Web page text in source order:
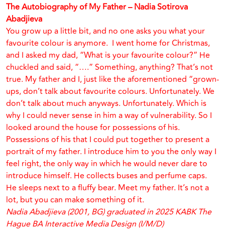
The Autobiography of My Father – Nadia Sotirova
Abadjieva
You grow up a little bit, and no one asks you what your
favourite colour is anymore. I went home for Christmas,
and I asked my dad, “What is your favourite colour?” He
chuckled and said, “….” Something, anything? That’s not
true. My father and I, just like the aforementioned “grown-
ups, don’t talk about favourite colours. Unfortunately. We
don’t talk about much anyways. Unfortunately. Which is
why I could never sense in him a way of vulnerability. So I
looked around the house for possessions of his.
Possessions of his that I could put together to present a
portrait of my father. I introduce him to you the only way I
feel right, the only way in which he would never dare to
introduce himself. He collects buses and perfume caps.
He sleeps next to a fluffy bear. Meet my father. It’s not a
lot, but you can make something of it.
Nadia Abadjieva (2001, BG) graduated in 2025 KABK The
Hague BA Interactive Media Design (I/M/D)